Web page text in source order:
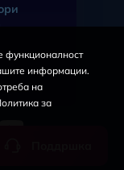
функционалност
информации.
на
за